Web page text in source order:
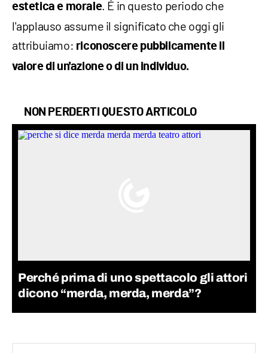
estetica e morale. É in questo periodo che
l'applauso assume il significato che oggi gli
attribuiamo: riconoscere pubblicamente il
valore di un'azione o di un individuo.
NON PERDERTI QUESTO ARTICOLO
Perché prima di uno spettacolo gli attori
dicono “merda, merda, merda”?